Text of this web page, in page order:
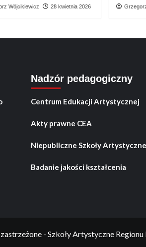
Wójcikiewicz 28 kwietnia 2026
Nadzór pedagogiczny
Centrum Edukacji Artystycznej
Akty prawne CEA
Niepubliczne Szkoły Artystyczne
Badanie jakości kształcenia
- Szkoły Artystyczne